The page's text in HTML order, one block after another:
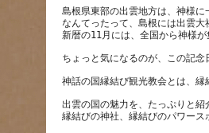
島根県東部の出雲地方は、神様に
なんてったって、島根には出雲大
出雲の国の魅力を、たっぷりと